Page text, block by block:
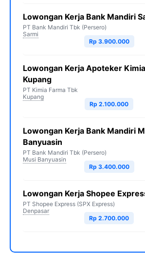
Lowongan Kerja Bank Mandiri
PT Bank Mandiri Tbk (Persero)
Sarmi
Rp 3.900.000
Lowongan Kerja Apoteker
Kupang
PT Kimia Farma Tbk
Kupang
Rp 2.100.000
Lowongan Kerja Bank Mandiri
Banyuasin
PT Bank Mandiri Tbk (Persero)
Musi Banyuasin
Rp 3.400.000
Lowongan Kerja Shopee
PT Shopee Express (SPX Express)
Denpasar
Rp 2.700.000